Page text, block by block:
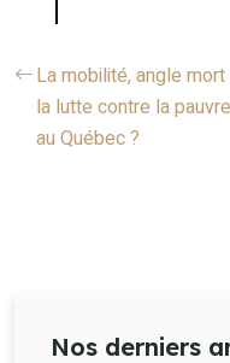
La mobilité, angle mort
la lutte contre la
au Québec ?
Nos derniers